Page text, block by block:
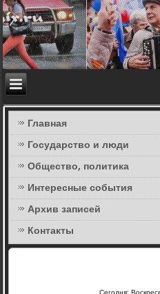
Главная
Государство и люди
Общество, политика
Интересные события
Архив записей
Контакты